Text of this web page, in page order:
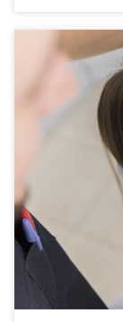
pacientes
manchado,
¿Cuáles